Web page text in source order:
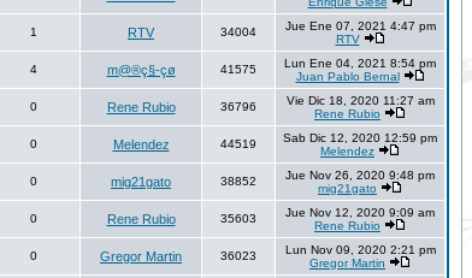
1 RTV 34004
Jue Ene 07, 2021 4:47 pm
RTV
4 m@®ç§-çø 41575
Lun Ene 04, 2021 8:54 pm
Juan Pablo Bernal
0 Rene Rubio 36796
Vie Dic 18, 2020 11:27 am
Rene Rubio
0 Melendez 44519
Sab Dic 12, 2020 12:59 pm
Melendez
0 mig21gato 38852
Jue Nov 26, 2020 9:48 pm
mig21gato
0 Rene Rubio 35603
Jue Nov 12, 2020 9:09 am
Rene Rubio
0 Gregor Martin 36023
Lun Nov 09, 2020 2:21 pm
Gregor Martin